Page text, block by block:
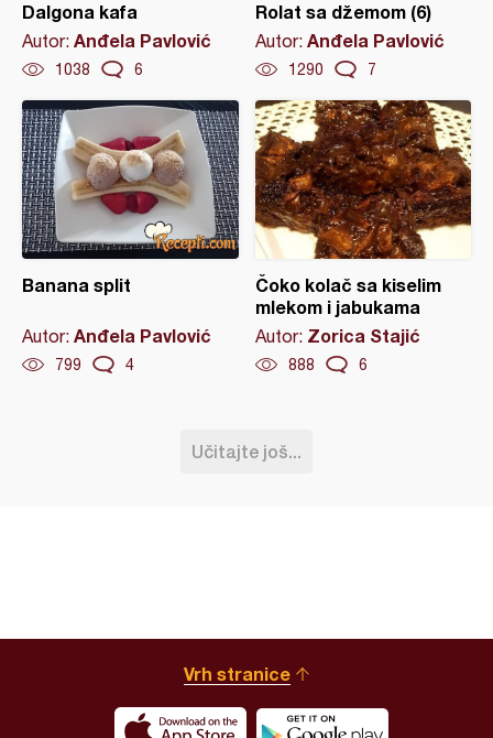
Dalgona kafa
Autor: Anđela Pavlović
1038 6
Rolat sa džemom (6)
Autor: Anđela Pavlović
1290 7
Banana split
Autor: Anđela Pavlović
799 4
Čoko kolač sa kiselim
mlekom i jabukama
Autor: Zorica Stajić
888 6
Učitajte još...
Vrh stranice